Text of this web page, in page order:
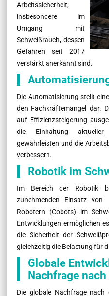
Arbeitssicherheit,
insbesondere im
Umgang mit
Schweißrauch, dessen
Gefahren seit 2017
verstärkt anerkannt sind.
Die Automatisierung stellt
den Fachkräftemangel dar.
auf Effizienzsteigerung
die Einhaltung aktueller
gewährleisten und die
verbessern.
Robotik im
Im Bereich der Robotik
zunehmenden Einsatz von
Robotern (Cobots) im
Entwicklungen ermöglichen
die Sicherheit der
gleichzeitig die Belastung für
Globale
Nachfrage
Die globale Nachfrage nach